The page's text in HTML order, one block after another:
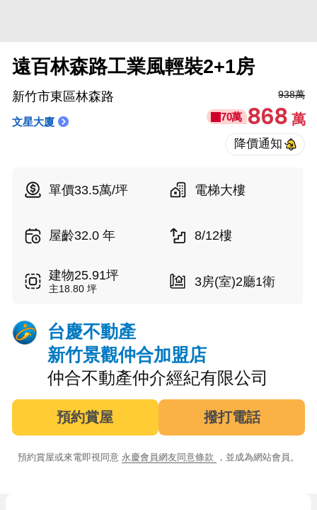
遠百林森路工業風輕裝2+1房
新竹市東區林森路
文星大廈
938萬
70萬 868萬
單價33.5萬/坪 電梯大樓
屋齡32.0 年 8/12樓
建物25.91坪
主18.80 坪 3房(室)2廳1衛
台慶不動產
新竹景觀仲合加盟店
仲合不動產仲介經紀有限公司
預約賞屋 撥打電話
預約賞屋或來電即視同意 永慶會員網友同意條款 ，並成為網站會員。